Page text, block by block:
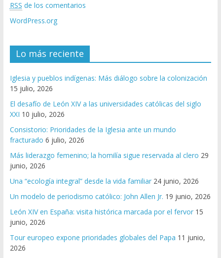
RSS de los comentarios
WordPress.org
Lo más reciente
Iglesia y pueblos indígenas: Más diálogo sobre la colonización
15 julio, 2026
El desafío de León XIV a las universidades católicas del siglo
XXI 10 julio, 2026
Consistorio: Prioridades de la Iglesia ante un mundo
fracturado 6 julio, 2026
Más liderazgo femenino; la homilía sigue reservada al clero 29
junio, 2026
Una “ecología integral” desde la vida familiar 24 junio, 2026
Un modelo de periodismo católico: John Allen Jr. 19 junio, 2026
León XIV en España: visita histórica marcada por el fervor 15
junio, 2026
Tour europeo expone prioridades globales del Papa 11 junio,
2026